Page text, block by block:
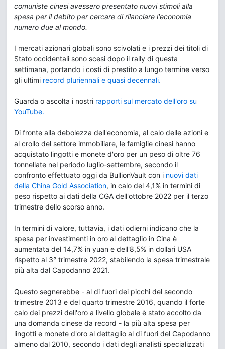
comuniste cinesi avessero presentato nuovi stimoli alla
spesa per il debito per cercare di rilanciare l'economia
numero due al mondo.
I mercati azionari globali sono scivolati e i prezzi dei titoli di
Stato occidentali sono scesi dopo il rally di questa
settimana, portando i costi di prestito a lungo termine verso
gli ultimi record pluriennali e quasi decennali.
Guarda o ascolta i nostri rapporti sul mercato dell'oro su
YouTube.
Di fronte alla debolezza dell'economia, al calo delle azioni e
al crollo del settore immobiliare, le famiglie cinesi hanno
acquistato lingotti e monete d'oro per un peso di oltre 76
tonnellate nel periodo luglio-settembre, secondo il
confronto effettuato oggi da BullionVault con i nuovi dati
della China Gold Association, in calo del 4,1% in termini di
peso rispetto ai dati della CGA dell'ottobre 2022 per il terzo
trimestre dello scorso anno.
In termini di valore, tuttavia, i dati odierni indicano che la
spesa per investimenti in oro al dettaglio in Cina è
aumentata del 14,7% in yuan e dell'8,5% in dollari USA
rispetto al 3° trimestre 2022, stabilendo la spesa trimestrale
più alta dal Capodanno 2021.
Questo segnerebbe - al di fuori dei picchi del secondo
trimestre 2013 e del quarto trimestre 2016, quando il forte
calo dei prezzi dell'oro a livello globale è stato accolto da
una domanda cinese da record - la più alta spesa per
lingotti e monete d'oro al dettaglio al di fuori del Capodanno
almeno dal 2010, secondo i dati degli analisti specializzati